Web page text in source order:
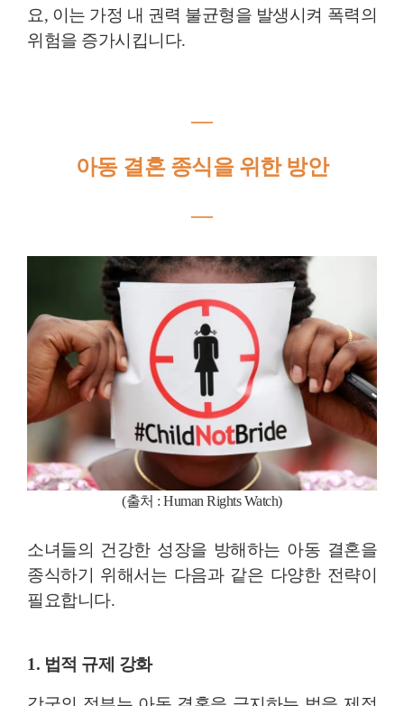
요, 이는 가정 내 권력 불균형을 발생시켜 폭력의
위험을 증가시킵니다.
―
아동 결혼 종식을 위한 방안
―
(출처 : Human Rights Watch)
소녀들의 건강한 성장을 방해하는 아동 결혼을
종식하기 위해서는 다음과 같은 다양한 전략이
필요합니다.
1. 법적 규제 강화